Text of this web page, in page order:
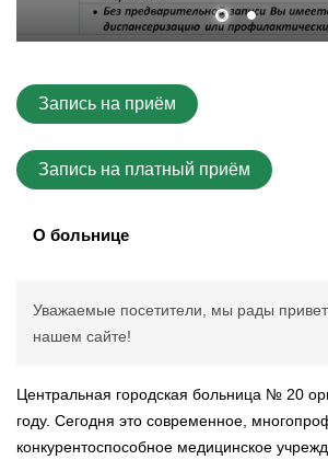
Запись на приём
Запись на платный приём
О больнице
Уважаемые посетители, мы рады
нашем сайте!
Центральная городская больница № 20
году. Сегодня это современное,
конкурентоспособное медицинское